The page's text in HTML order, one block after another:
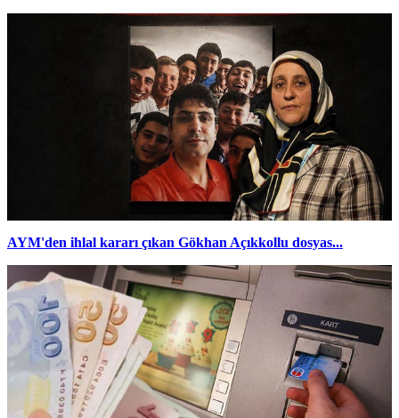
AYM'den ihlal kararı çıkan Gökhan Açıkkollu dosyas...